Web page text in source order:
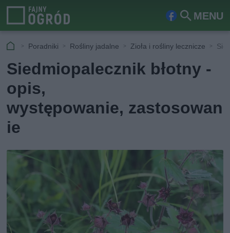
MENU
Fa
ook
Szu
Poradniki Rośliny jadalne Zioła i rośliny lecznicze
Siedmiopalecznik błotny -
opis,
występowanie, zastosowan
ie